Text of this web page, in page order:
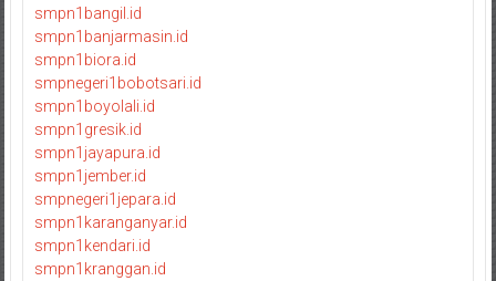
smpn1bangil.id
smpn1banjarmasin.id
smpn1biora.id
smpnegeri1bobotsari.id
smpn1boyolali.id
smpn1gresik.id
smpn1jayapura.id
smpn1jember.id
smpnegeri1jepara.id
smpn1karanganyar.id
smpn1kendari.id
smpn1kranggan.id